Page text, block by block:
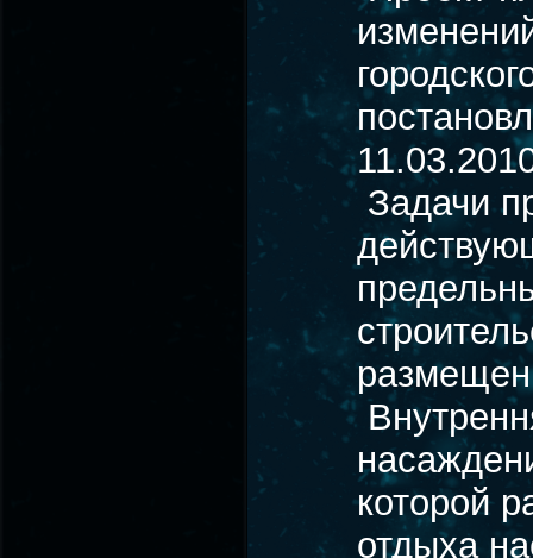
Задачи
которой
отдыха